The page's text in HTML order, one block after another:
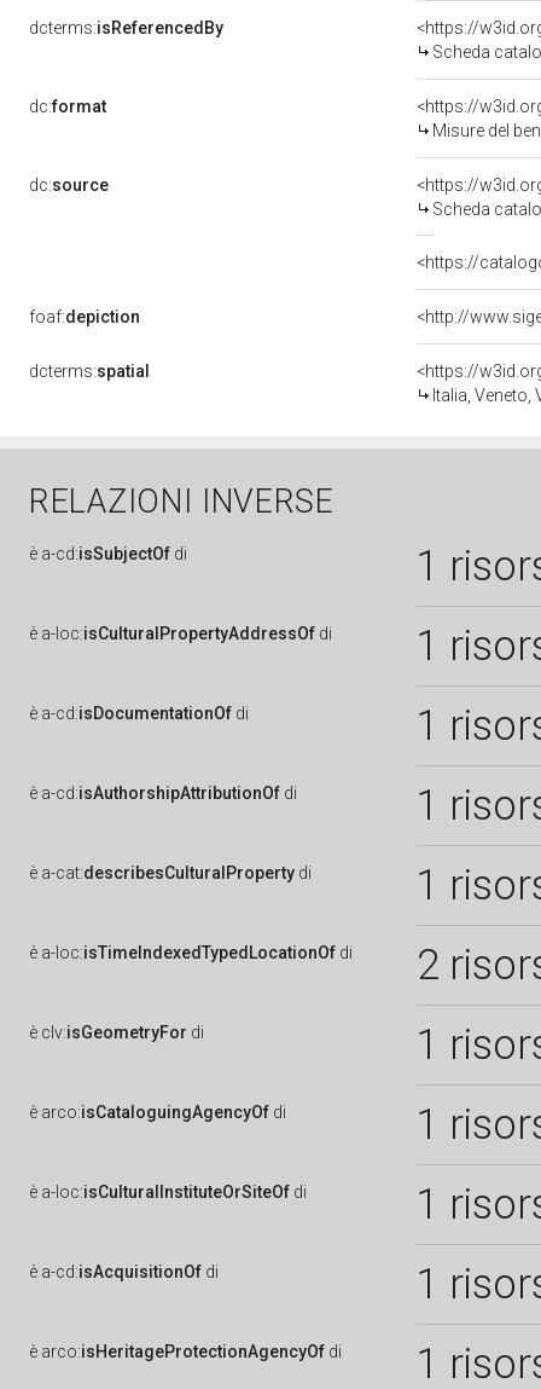
dcterms:isReferencedBy
<https://
Scheda
dc:format
<https://
Misure del
dc:source
<https://
Scheda
<https://
foaf:depiction
dcterms:spatial
<https://
Italia, Veneto,
RELAZIONI INVERSE
è a-cd:isSubjectOf di 1
è a-loc:isCulturalPropertyAddressOf di 1
è a-cd:isDocumentationOf di 1
è a-cd:isAuthorshipAttributionOf di 1
è a-cat:describesCulturalProperty di 1
è a-loc:isTimeIndexedTypedLocationOf di 2
è clv:isGeometryFor di 1
è arco:isCataloguingAgencyOf di 1
è a-loc:isCulturalInstituteOrSiteOf di 1
è a-cd:isAcquisitionOf di 1
è arco:isHeritageProtectionAgencyOf di 1